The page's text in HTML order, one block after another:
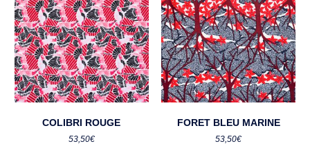
COLIBRI ROUGE
53,50€
FORET BLEU MARINE
53,50€